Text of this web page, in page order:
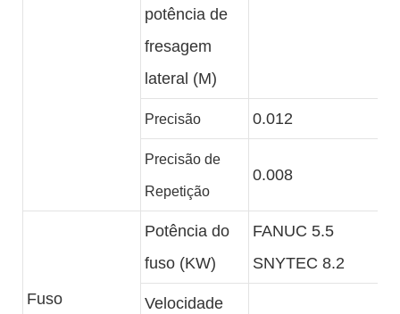
potência de
fresagem
lateral (M)
Precisão 0.012
Precisão de
Repetição
0.008
Fuso
Potência do
fuso (KW)
FANUC 5.5
SNYTEC 8.2
Velocidade